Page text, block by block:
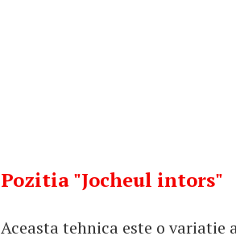
Pozitia "Jocheul intors"
Aceasta tehnica este o variatie